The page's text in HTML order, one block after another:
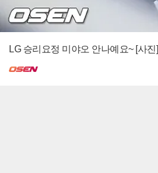
LG 승리요정 미야오 안나예요~ [사진]